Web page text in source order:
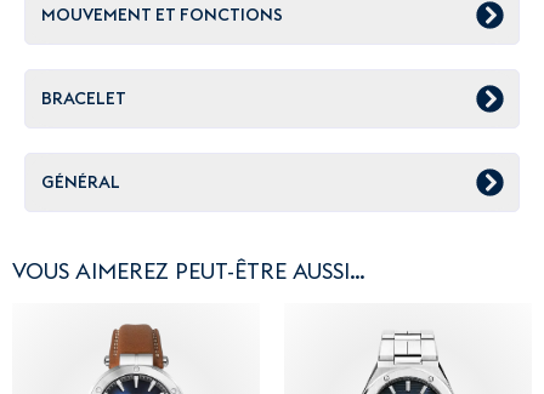
MOUVEMENT ET FONCTIONS
BRACELET
GÉNÉRAL
VOUS AIMEREZ PEUT-ÊTRE AUSSI…